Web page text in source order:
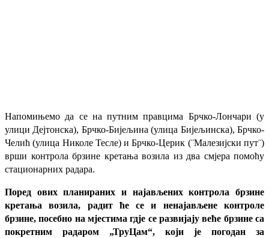
Напомињемо да се на путним правцима Брчко-Лончари (у
улици Дејтонска), Брчко-Бијељина (улица Бијељинска), Брчко-
Челић (улица Николе Тесле) и Брчко-Церик (¨Малезијски пут¨)
врши контрола брзине кретања возила из два смјера помоћу
стационарних радара.
Поред ових планираних и најављених контрола брзине
кретања возила, радит ће се и ненајављене контроле
брзине, посебно на мјестима гдје се развијају веће брзине са
покретним радаром „ТруЦам“, који је погодан за